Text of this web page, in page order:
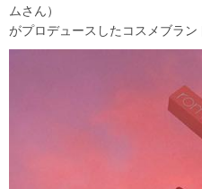
ムさん）
がプロデュースしたコスメブラン